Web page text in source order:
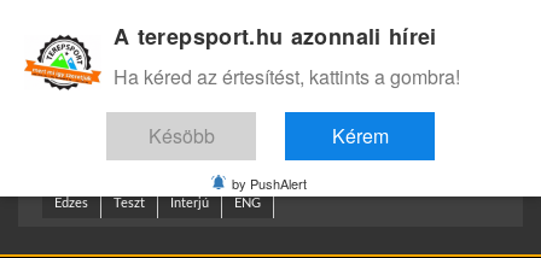
Edzes Teszt Interjú ENG
A terepsport.hu azonnali hírei
Ha kéred az értesítést, kattints a gombra!
Késöbb Kérem
by PushAlert